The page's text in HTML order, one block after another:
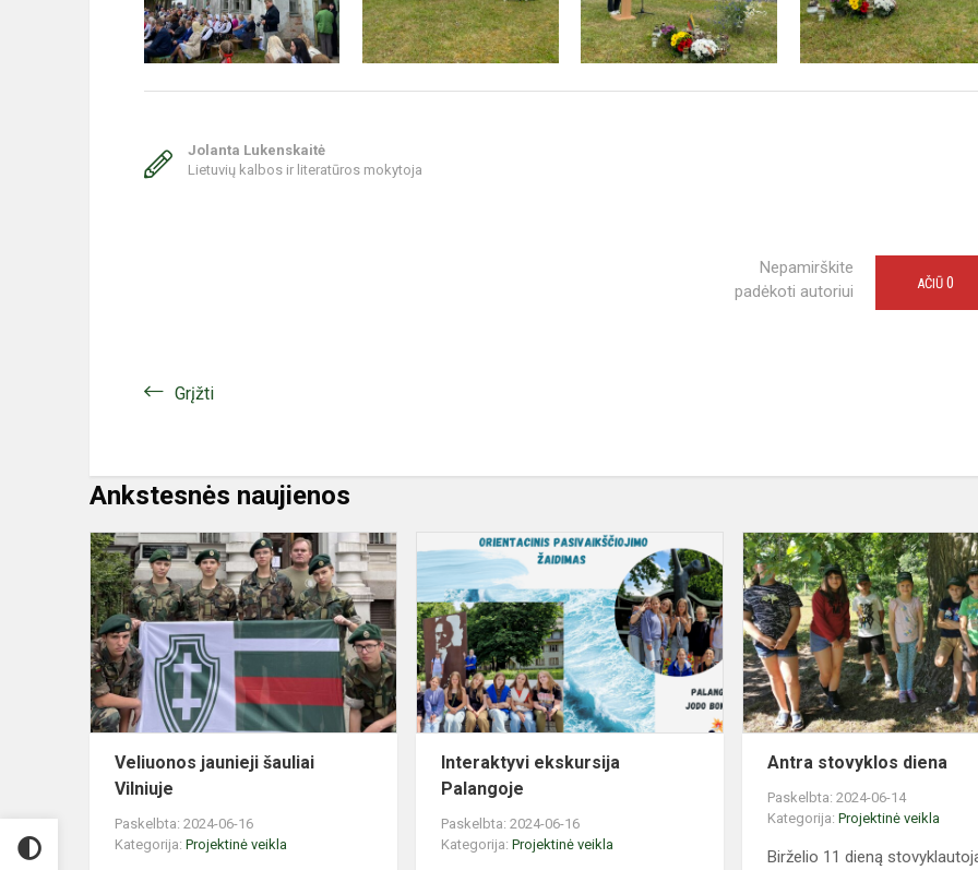
Jolanta Lukenskaitė
Lietuvių kalbos ir literatūros mokytoja
Nepamirškite
padėkoti autoriui
AČIŪ 0
Grįžti
Ankstesnės naujienos
Veliuonos
jaunieji
šauliai
Vilniuje
Veliuonos jaunieji šauliai
Vilniuje
Paskelbta: 2024-06-16
Kategorija: Projektinė veikla
Interaktyvi
ekskursija
Palangoje
Interaktyvi ekskursija
Palangoje
Paskelbta: 2024-06-16
Kategorija:Projektinė veikla
Antra stovyklos diena
Paskelbta: 2024-06-14
Kategorija:Projektinė veikla
Birželio 11 dieną